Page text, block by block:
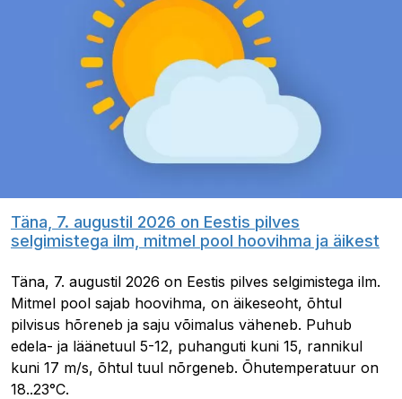
Täna, 7. augustil 2026 on Eestis pilves
selgimistega ilm, mitmel pool hoovihma ja äikest
Täna, 7. augustil 2026 on Eestis pilves selgimistega ilm.
Mitmel pool sajab hoovihma, on äikeseoht, õhtul
pilvisus hõreneb ja saju võimalus väheneb. Puhub
edela- ja läänetuul 5-12, puhanguti kuni 15, rannikul
kuni 17 m/s, õhtul tuul nõrgeneb. Õhutemperatuur on
18..23°C.